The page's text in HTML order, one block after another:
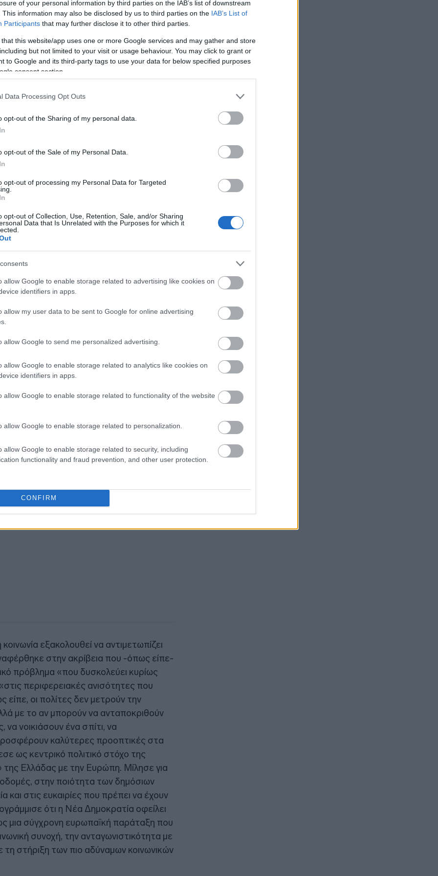
of your personal information by third parties on the IAB’s list of downstream
This information may also be disclosed by us to third parties on the IAB’s List of
Participants that may further disclose it to other third parties.
that this website/app uses one or more Google services and may gather and store
but not limited to your visit or usage behaviour. You may click to grant or
to Google and its third-party tags to use your data for below specified purposes
consent section.
Data Processing Opt Outs
opt-out of the Sharing of my personal data.
opt-out of the Sale of my Personal Data.
opt-out of processing my Personal Data for Targeted
opt-out of Collection, Use, Retention, Sale, and/or Sharing
Data that Is Unrelated with the Purposes for which it
allow Google to enable storage related to advertising like cookies on
identifiers in apps.
allow my user data to be sent to Google for online advertising
allow Google to send me personalized advertising.
allow Google to enable storage related to analytics like cookies on
identifiers in apps.
allow Google to enable storage related to functionality of the website
allow Google to enable storage related to personalization.
allow Google to enable storage related to security, including
functionality and fraud prevention, and other user protection.
CONFIRM
αλλαγές που βρίσκονται σε εξέλιξη
η Ευρώπη βρίσκεται πλέον
όπου ζητήματα όπως η άμυνα, η
ανταγωνιστικότητα και η κοινωνική
των ευρωπαϊκών αποφάσεων.
Βρυξέλλες, σημείωσε ότι η Ευρώπη
σημαίνει άμυνα και τι σημαίνει κοινές
σήμερα δεν βρίσκεται στο περιθώριο
αποφάσεων με ουσιαστικό ρόλο και
στην πορεία της χώρας από το
έκανε «άλματα» σε όλα τα
ξανά αξιοπιστία στην Ευρώπη και στις
μείωσε σημαντικά την ανεργία και
καλύτερα και πιο σύγχρονα οπλικά
Για αυτή την πορεία ο ίδιος,
Κυριάκο Μητσοτάκη, λέγοντας ότι
την κρίση και την οδήγησε ξανά σε
διεθνούς αξιοπιστίας.
εξακολουθεί να αντιμετωπίζει
στην ακρίβεια που -όπως είπε-
πρόβλημα «που δυσκολεύει κυρίως
περιφερειακές ανισότητες που
οι πολίτες δεν μετρούν την
με το αν μπορούν να ανταποκριθούν
νοικιάσουν ένα σπίτι, να
καλύτερες προοπτικές στα
ως κεντρικό πολιτικό στόχο της
Ελλάδας με την Ευρώπη. Μίλησε για
στην ποιότητα των δημόσιων
και στις ευκαιρίες που πρέπει να έχουν
ότι η Νέα Δημοκρατία οφείλει
μια σύγχρονη ευρωπαϊκή παράταξη που
συνοχή, την ανταγωνιστικότητα με
τη στήριξη των πιο αδύναμων κοινωνικών
09:40 Γερμανία: Αυξήθηκαν οι εξαγωγές τον
Στη Δικαιοσύνη η 46χρονη που
κατηγορείται για συμμετοχή στον
εμπρησμό της Marfin
πυροβολισμούς σε σχολείο
Πυρκαγιά - Δυτ. Αττική:
Στυλίδας και άλλοι δύο συλληφθέντες
κυβερνητικών δυνάμεων
Ορμούζ: Μειώθηκαν οι διελεύσεις
Στη διαφοροποίηση του
χαρτοφυλακίου της επενδύει η Β.Σ.
Πουέρτο Ρίκο: Νερό με το δελτίο από
την Παρασκευή, λόγω της ανομβρίας
08:20 Aμυντική συμφωνία υπογράφουν
Σεισμός 5,8 βαθμών στις δυτικές
Η δουλειά με τα περισσότερα χρήματα
08:02 Πώς στήθηκε το «ταμείο» των δασών:
δισ. ευρώ μετά από τις μεγάλες
πυρκαγιές